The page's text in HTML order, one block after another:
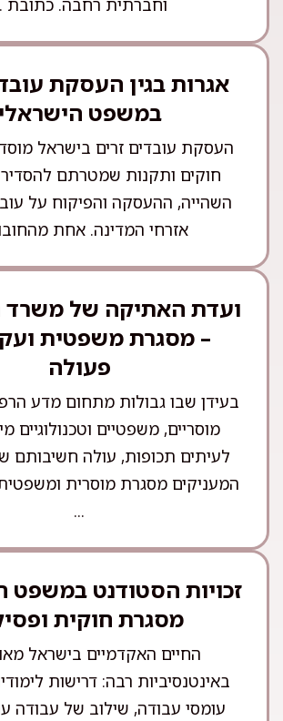
וחברתית רחבה. כתובת
אגרות בגין העסקת
במשפט
העסקת עובדים זרים בישראל
חוקים ותקנות שמטרתם
השהייה, ההעסקה והפיקוח על
אזרחי המדינה. אחת
ועדת האתיקה של משרד
– מסגרת משפטית
פעולה
בעידן שבו גבולות מתחום מדע
מוסריים, משפטיים וטכנולוגיים
לעיתים תכופות, עולה חשיבותם
המעניקים מסגרת מוסרית
...
זכויות הסטודנט במשפט
מסגרת חוקית
החיים האקדמיים בישראל
באינטנסיביות רבה: דרישות
עומסי עבודה, שילוב של עבודה